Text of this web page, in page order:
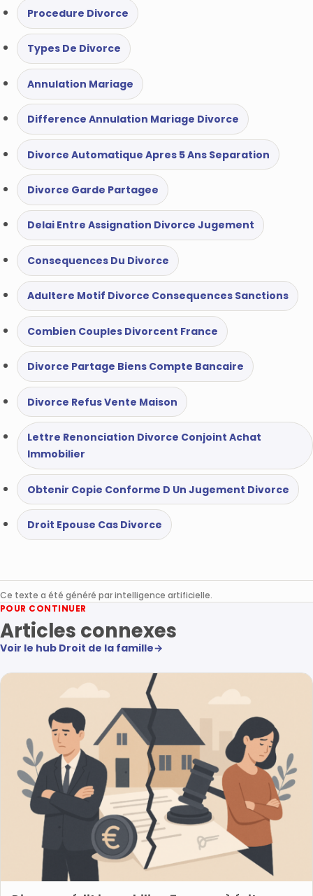
Procedure Divorce
Types De Divorce
Annulation Mariage
Difference Annulation Mariage Divorce
Divorce Automatique Apres 5 Ans Separation
Divorce Garde Partagee
Delai Entre Assignation Divorce Jugement
Consequences Du Divorce
Adultere Motif Divorce Consequences Sanctions
Combien Couples Divorcent France
Divorce Partage Biens Compte Bancaire
Divorce Refus Vente Maison
Lettre Renonciation Divorce Conjoint Achat
Immobilier
Obtenir Copie Conforme D Un Jugement Divorce
Droit Epouse Cas Divorce
Ce texte a été généré par intelligence artificielle.
POUR CONTINUER
Articles connexes
Voir le hub Droit de la famille→